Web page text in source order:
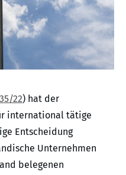
22) hat der
international tätige
Entscheidung
Unternehmen
belegenen